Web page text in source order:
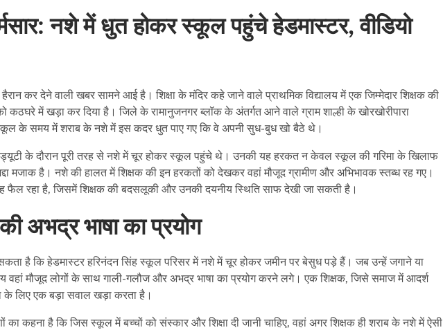
नशे में धुत होकर स्कूल पहुंचे हेडमास्टर, वीडियो
कर देने वाली खबर सामने आई है। शिक्षा के मंदिर कहे जाने वाले प्राथमिक विद्यालय में एक जिम्मेदार शिक्षक की
में खड़ा कर दिया है। जिले के रामानुजनगर ब्लॉक के अंतर्गत आने वाले ग्राम शाल्ही के खोरखोरीपारा
के समय में शराब के नशे में इस कदर धुत पाए गए कि वे अपनी सुध-बुध खो बैठे थे।
ड्यूटी के दौरान पूरी तरह से नशे में चूर होकर स्कूल पहुंचे थे। उनकी यह हरकत न केवल स्कूल की गरिमा के खिलाफ
मजाक है। नशे की हालत में शिक्षक की इन हरकतों को देखकर वहां मौजूद ग्रामीण और अभिभावक स्तब्ध रह गए।
फैल रहा है, जिसमें शिक्षक की बदसलूकी और उनकी दयनीय स्थिति साफ देखी जा सकती है।
अभद्र भाषा का प्रयोग
सकता है कि हेडमास्टर हरिनंदन सिंह स्कूल परिसर में नशे में चूर होकर जमीन पर बेसुध पड़े हैं। जब उन्हें जगाने या
वहां मौजूद लोगों के साथ गाली-गलौज और अभद्र भाषा का प्रयोग करने लगे। एक शिक्षक, जिसे समाज में आदर्श
के लिए एक बड़ा सवाल खड़ा करता है।
कहना है कि जिस स्कूल में बच्चों को संस्कार और शिक्षा दी जानी चाहिए, वहां अगर शिक्षक ही शराब के नशे में ऐसी